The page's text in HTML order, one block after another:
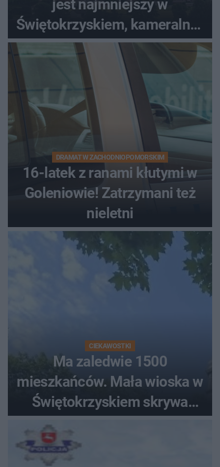
jest najmniejszy w
Świętokrzyskiem, kameralny i
bez tłumów
DRAMAT W ZACHODNIOPOMORSKIM
16-latek z ranami kłutymi w
Goleniowie! Zatrzymani też
nieletni
CIEKAWOSTKI
Ma zaledwie 1500
mieszkańców. Mała wioska w
Świętokrzyskiem skrywa
zabytki, bywał tu nawet król